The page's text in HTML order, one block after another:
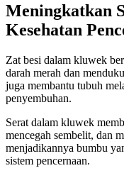
Meningkatkan
Kesehatan
Zat besi dalam kluwek
darah merah dan
juga membantu tubuh
penyembuhan.
Serat dalam kluwek
mencegah sembelit, dan
menjadikannya bumbu
sistem pencernaan.